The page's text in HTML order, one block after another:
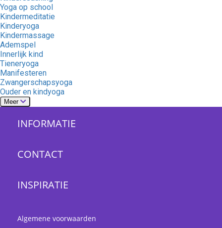
Yoga op school
Kindermeditatie
Kinderyoga
Kindermassage
Ademspel
Innerlijk kind
Tieneryoga
Manifesteren
Zwangerschapsyoga
Ouder en kindyoga
Meer
INFORMATIE
CONTACT
INSPIRATIE
Algemene voorwaarden